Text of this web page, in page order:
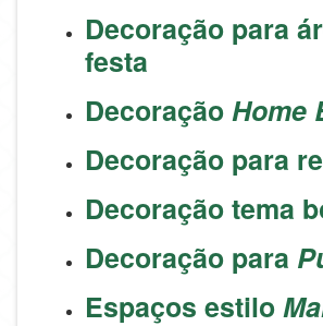
Decoração para
festa
DecoraçãoHome
Decoração para
Decoração tema
Decoração para
Espaços estilo